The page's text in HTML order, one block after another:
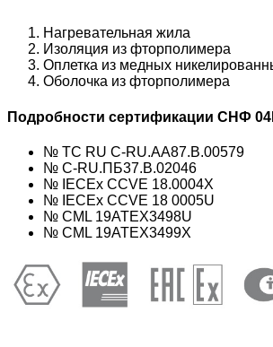
Нагревательная жила
Изоляция из фторполимера
Оплетка из медных
Оболочка из фторполимера
Подробности сертификации СНФ
№ ТС RU C-RU.AA87.B.00579
№ C-RU.ПБ37.В.02046
№ IECEx CCVE 18.0004X
№ IECEx CCVE 18 0005U
№ CML 19ATEX3498U
№ CML 19ATEX3499Х